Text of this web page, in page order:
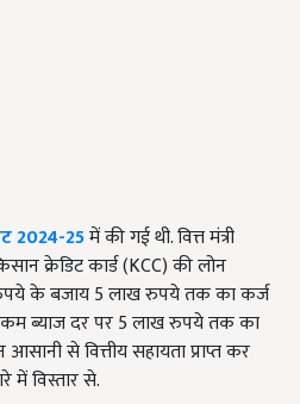
2024-25में की गई थी. वित्त मंत्री
क्रेडिट कार्ड (KCC) की लोन
के बजाय 5 लाख रुपये तक का कर्ज
ब्याज दर पर 5 लाख रुपये तक का
से वित्तीय सहायता प्राप्त कर
विस्तार से.